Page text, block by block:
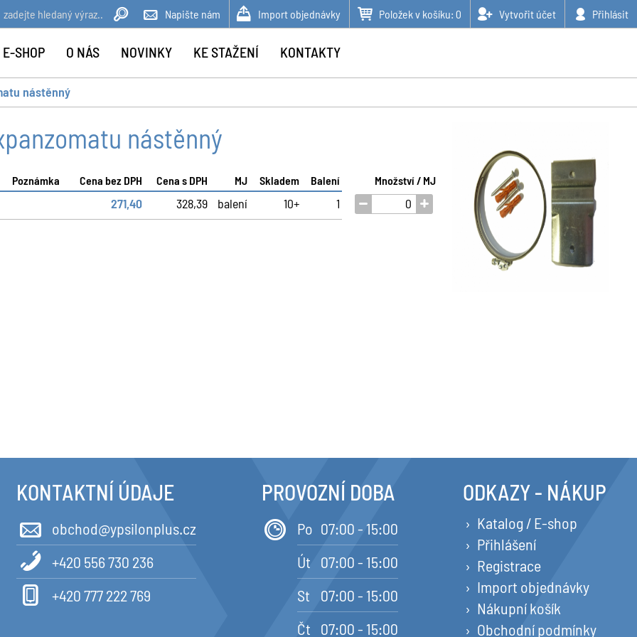
nástěnný
nástěnný
Poznámka Cena bez DPH Cena s DPH MJ Skladem Balení Množství / MJ
271,40 328,39 balení 10+ 1
Napište nám Import objednávky Položek v košíku: 0 Vytvořit účet Přihlásit
SHOP O NÁS NOVINKY KE STAŽENÍ KONTAKTY
KONTAKTNÍ ÚDAJE
obchod@ypsilonplus.cz
+420 556 730 236
+420 777 222 769
PROVOZNÍ DOBA
Po 07:00 - 15:00
Út
07:00 - 15:00
St
07:00 - 15:00
Čt
07:00 - 15:00
ODKAZY - NÁKUP
Katalog / E-shop
Přihlášení
Registrace
Import objednávky
Nákupní košík
Obchodní podmínky